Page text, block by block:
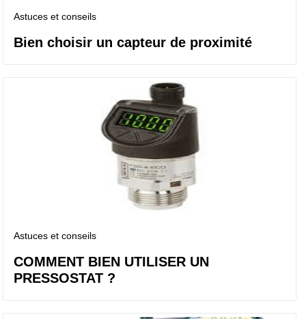
Astuces et conseils
Bien choisir un capteur de proximité
Astuces et conseils
COMMENT BIEN UTILISER UN
PRESSOSTAT ?